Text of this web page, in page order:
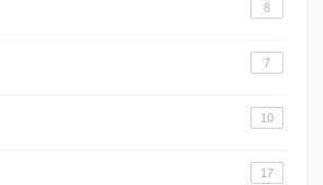
8
7
10
17